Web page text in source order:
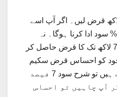
اس کے کہ آپ 45 لاکھ قرض لیں۔ اگر آپ اسے
لینا چاہتے ہیں تو آپ کو 5% سود ادا کرنا ہوگا۔ نہ
صرف 45 لاکھ، بلکہ آپ 75 لاکھ تک کا قرض حاصل کر
خود کو احساس قرض سکیم
پروگرام میں رجسٹر کراتے ہیں تو شرح سود 7 فیصد
آپ چاہیں تو احساس